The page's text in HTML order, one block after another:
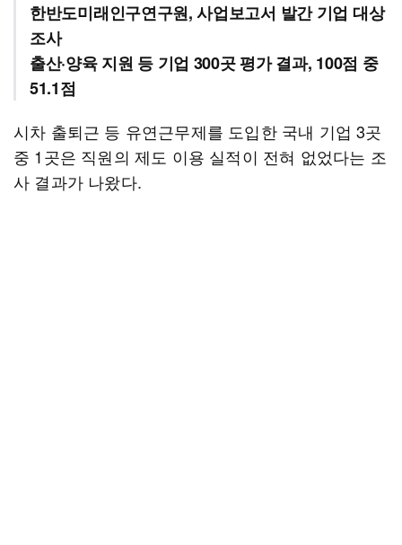
한반도미래인구연구원, 사업보고서 발간 기업 대상
조사
출산·양육 지원 등 기업 300곳 평가 결과, 100점 중
51.1점
시차 출퇴근 등 유연근무제를 도입한 국내 기업 3곳
중 1곳은 직원의 제도 이용 실적이 전혀 없었다는 조
사 결과가 나왔다.